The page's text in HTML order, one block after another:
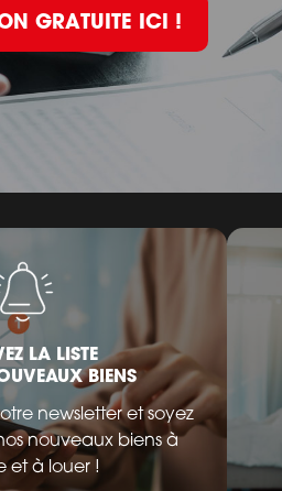
GRATUITE ICI !
LA LISTE
BIENS
newsletter et soyez
nouveaux biens à
et à louer !